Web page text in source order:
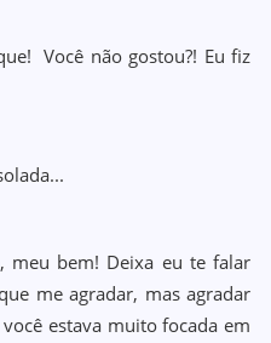
Você não gostou?! Eu fiz
meu bem! Deixa eu te falar
me agradar, mas agradar
estava muito focada em